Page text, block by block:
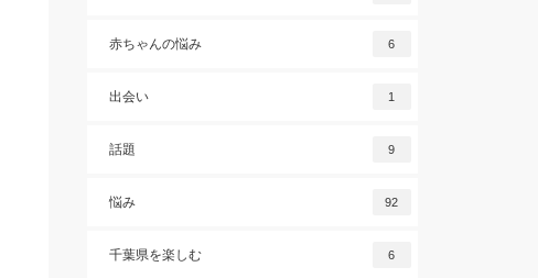
赤ちゃんの悩み 6
出会い 1
話題 9
悩み 92
千葉県を楽しむ 6